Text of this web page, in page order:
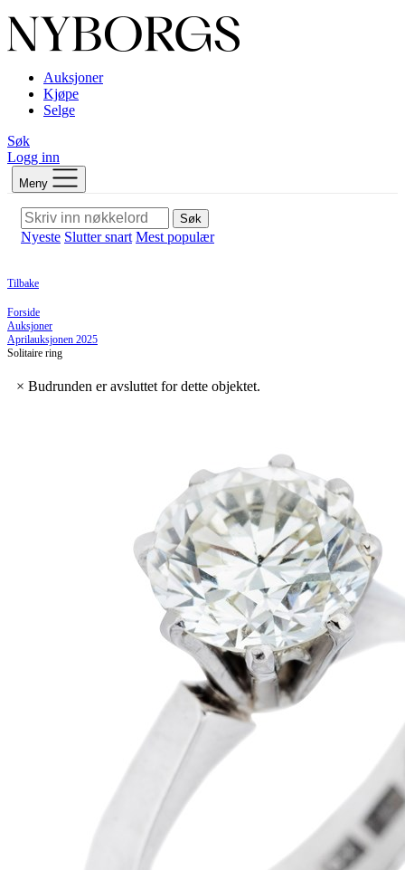
Auksjoner
Kjøpe
Selge
Søk
Logg inn
Meny
Søk
Nyeste Slutter snart Mest populær
Tilbake
Forside
Auksjoner
Aprilauksjonen 2025
Solitaire ring
× Budrunden er avsluttet for dette objektet.